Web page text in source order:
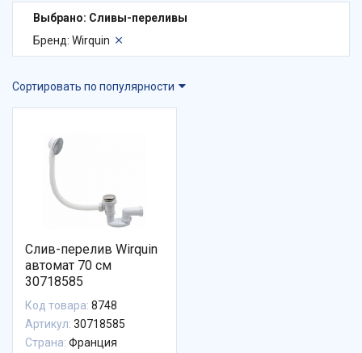
Выбрано: Сливы-переливы
Бренд: Wirquin
Сортировать по популярности
Слив-перелив Wirquin
автомат 70 см
30718585
Код товара: 8748
Артикул: 30718585
Страна: Франция